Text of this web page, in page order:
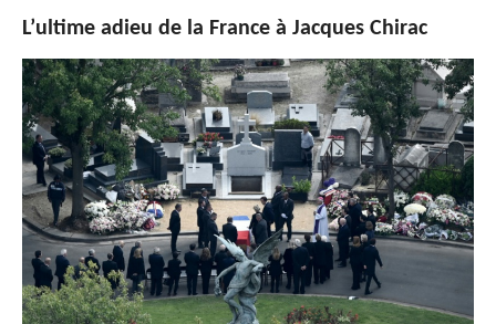
L’ultime adieu de la France à Jacques Chirac